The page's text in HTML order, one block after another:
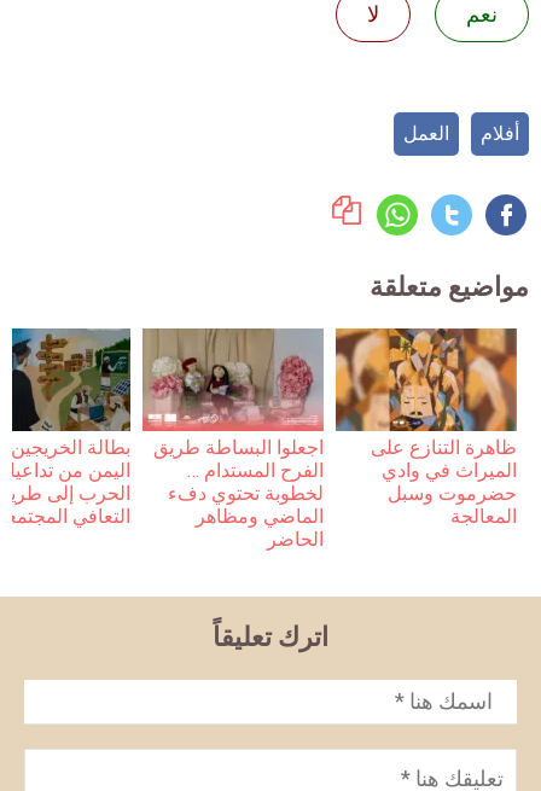
نعم
لا
أفلام العمل
مواضيع متعلقة
ظاهرة التنازع على
الميراث في وادي
حضرموت وسبل
المعالجة
اجعلوا البساطة طريق
الفرح المستدام …
لخطوبة تحتوي دفء
الماضي ومظاهر
الحاضر
بطالة
اليمن من
الحرب إلى
التعافي
اترك تعليقاً
الاسم *
تعليق